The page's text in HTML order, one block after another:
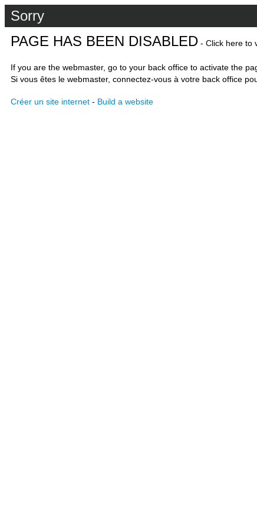
Sorry
PAGE HAS BEEN DISABLED - Click here to
If you are the webmaster, go to your back office to activate the
Si vous êtes le webmaster, connectez-vous à votre back office
Créer un site internet - Build a website